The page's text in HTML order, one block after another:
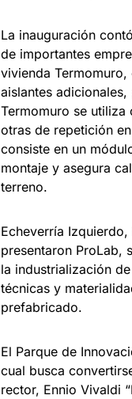
La inauguración
de importantes
vivienda
aislantes
Termomuro se
otras de repetición
consiste en un
montaje y asegura
terreno.
Echeverría
presentaron ProLab,
la industrialización
técnicas y
prefabricado.
El Parque de
cual busca
rector, Ennio Vivaldi